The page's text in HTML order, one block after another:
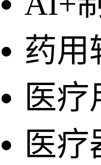
药用
医
医疗